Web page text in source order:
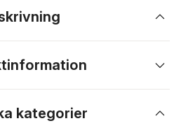
kategorier